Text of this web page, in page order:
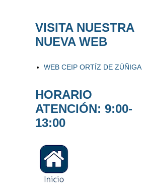
VISITA NUESTRA
NUEVA WEB
WEB CEIP ORTÍZ DE ZÚÑIGA
HORARIO
ATENCIÓN: 9:00-
13:00